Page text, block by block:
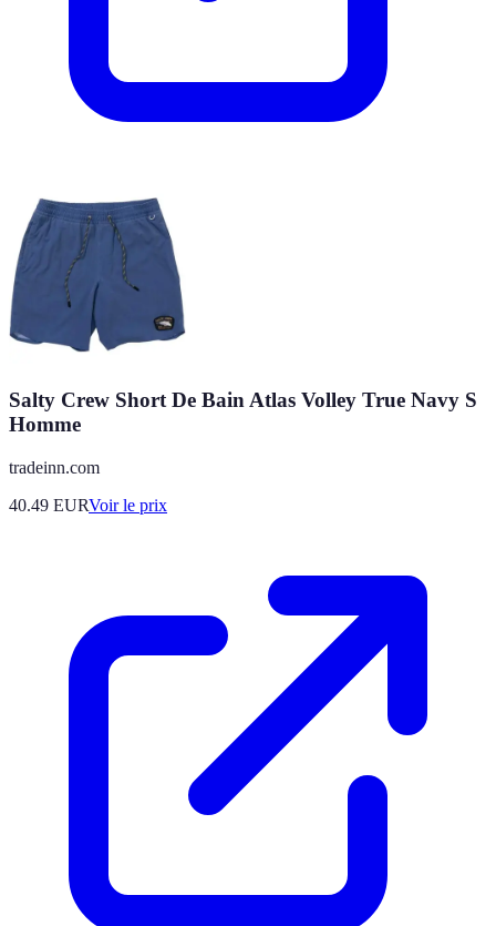
Salty Crew Short De Bain Atlas Volley True Navy S
Homme
tradeinn.com
40.49 EURVoir le prix